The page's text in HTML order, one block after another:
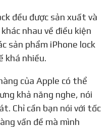
nhau về điều kiện
sản phẩm iPhone lock
khá nhiều.
khả năng nghe, nói
Chỉ cần bạn nói với tốc
vấn đề mà mình